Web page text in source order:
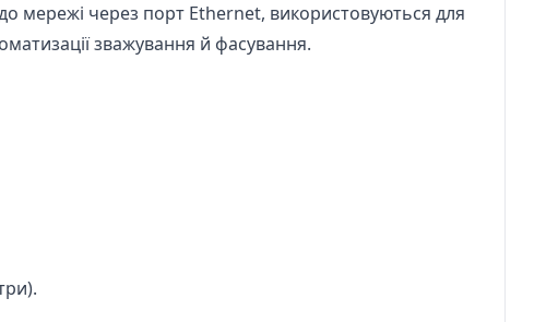
мережі через порт Ethernet, використовуються для
зважування й фасування.